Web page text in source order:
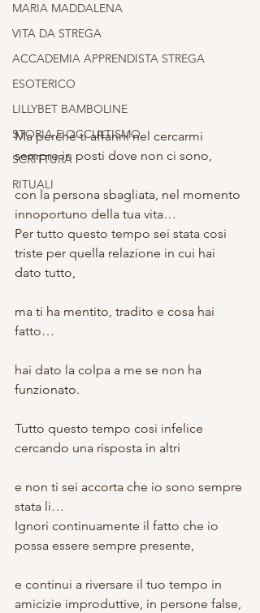
MARIA MADDALENA
VITA DA STREGA
ACCADEMIA APPRENDISTA STREGA
ESOTERICO
LILLYBET BAMBOLINE
STORIA E OCCULTISMO
SCRITTURA
RITUALI
Ma perché ti affanni nel cercarmi
sempre in posti dove non ci sono,
con la persona sbagliata, nel momento
innoportuno della tua vita…
Per tutto questo tempo sei stata cosi
triste per quella relazione in cui hai
dato tutto,
ma ti ha mentito, tradito e cosa hai
fatto…
hai dato la colpa a me se non ha
funzionato.
Tutto questo tempo cosi infelice
cercando una risposta in altri
e non ti sei accorta che io sono sempre
stata li…
Ignori continuamente il fatto che io
possa essere sempre presente,
e continui a riversare il tuo tempo in
amicizie improduttive, in persone false,